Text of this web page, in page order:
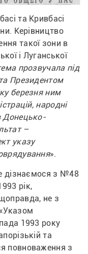
та Кривбасі
Керівництво
такої зони в
і Луганської
прозвучала під
Президентом
березня ним
народні
Донецько-
–
указу
».
дізнаємося з №48
рік,
не з
1993 року
та
повноваження з